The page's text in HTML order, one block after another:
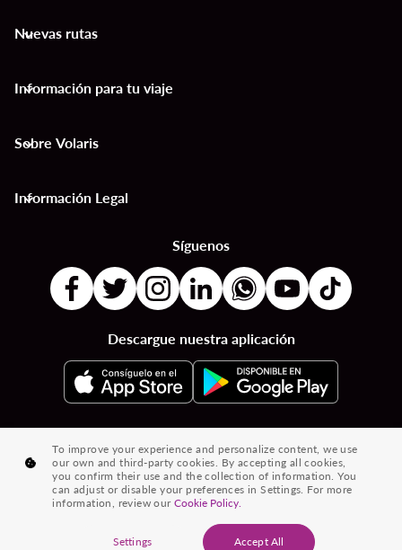
Nuevas rutas
keyboard_arrow_down
Información para tu viaje
keyboard_arrow_down
Sobre Volaris
keyboard_arrow_down
Información Legal
keyboard_arrow_down
Síguenos
Descargue nuestra aplicación
Destinos por Países | Destinos por Ciudades | Vuelos desde País a País
Vuelos de Ciudad a Ciudad | Vuelos de Países a Ciudades |
Vuelos desde Ciudades | Vuelos desde Países
® 2026 Volaris y su logotipo son marcas registradas de Volaris
To improve your experience and personalize content, we use
our own and third-party cookies. By accepting all cookies,
you confirm their use and the collection of information. You
can adjust or disable your preferences in Settings. For more
information, review ourCookie Policy.
Settings Accept All